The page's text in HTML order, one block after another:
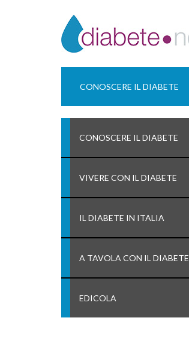
CONOSCERE IL DIABETE
CONOSCERE IL DIABETE
VIVERE CON IL DIABETE
IL DIABETE IN ITALIA
A TAVOLA CON IL DIABETE
EDICOLA